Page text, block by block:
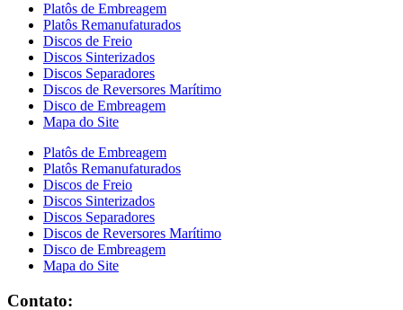
Platôs de Embreagem
Platôs Remanufaturados
Discos de Freio
Discos Sinterizados
Discos Separadores
Discos de Reversores Marítimo
Disco de Embreagem
Mapa do Site
Platôs de Embreagem
Platôs Remanufaturados
Discos de Freio
Discos Sinterizados
Discos Separadores
Discos de Reversores Marítimo
Disco de Embreagem
Mapa do Site
Contato: